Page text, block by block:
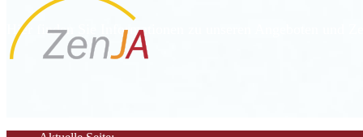
Hier finden Sie Informationen zu unseren Angeboten und